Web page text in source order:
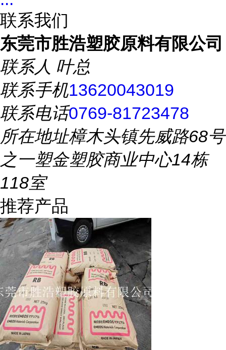
联系我们
东莞市胜浩塑胶原料有限公司
联系人 叶总
联系手机13620043019
联系电话0769-81723478
所在地址樟木头镇先威路68号
之一塑金塑胶商业中心14栋
118室
推荐产品